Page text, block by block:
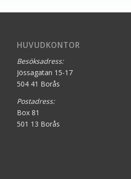
HUVUDKONTOR
Besöksadress:
Jössagatan 15-17
504 41 Borås
Postadress:
Box 81
501 13 Borås